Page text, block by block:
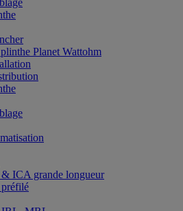
Planet Wattohm
ICA grande longueur